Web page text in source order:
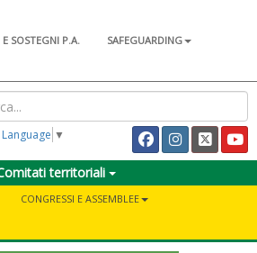
SOSTEGNI P.A.
SAFEGUARDING
▼
territoriali
CONGRESSI E ASSEMBLEE